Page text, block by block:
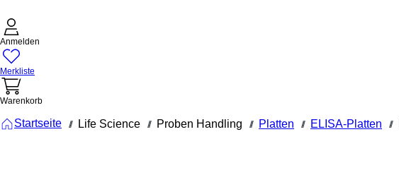
Anmelden
Merkliste
Warenkorb
Startseite /// Life Science /// Proben Handling /// Platten /// ELISA-Platten ///